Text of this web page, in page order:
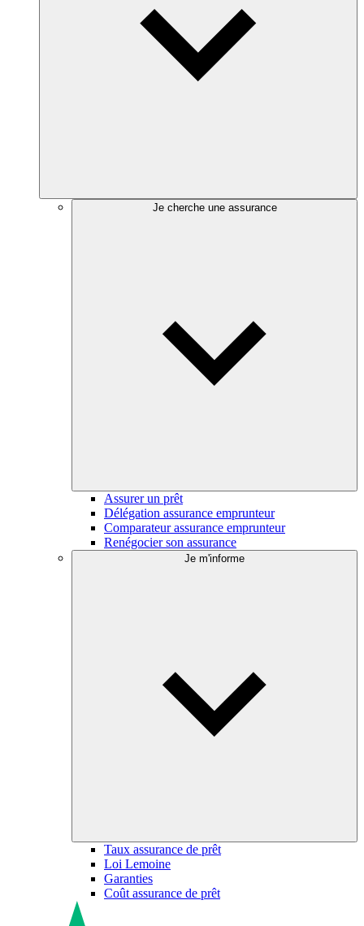
Je cherche une assurance
Assurer un prêt
Délégation assurance emprunteur
Comparateur assurance emprunteur
Renégocier son assurance
Je m'informe
Taux assurance de prêt
Loi Lemoine
Garanties
Coût assurance de prêt